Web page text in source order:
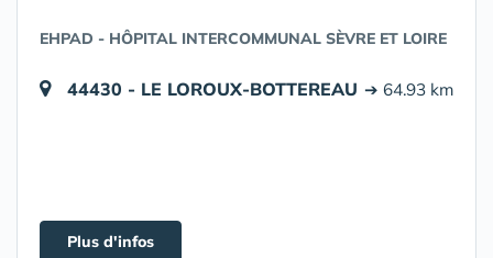
EHPAD - HÔPITAL INTERCOMMUNAL SÈVRE ET LOIRE
44430 - LE LOROUX-BOTTEREAU ➔ 64.93 km
Plus d'infos